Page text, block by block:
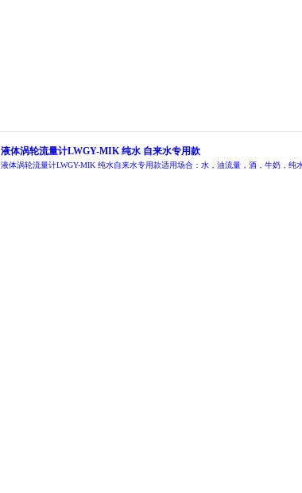
液体涡轮流量计LWGY-MIK 纯水 自来水专用款
液体涡轮流量计LWGY-MIK 纯水自来水专用款适用场合：水，油流量，酒，牛奶，纯